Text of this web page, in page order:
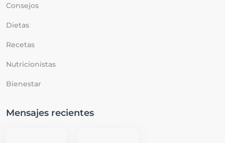
Consejos
Dietas
Recetas
Nutricionistas
Bienestar
Mensajes recientes